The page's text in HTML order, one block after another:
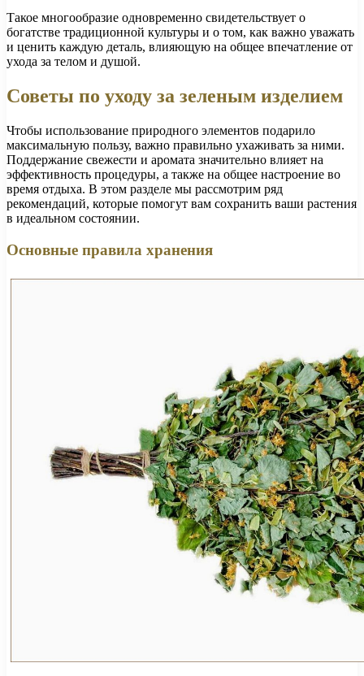
Такое многообразие одновременно свидетельствует о
богатстве традиционной культуры и о том, как важно уважать
и ценить каждую деталь, влияющую на общее впечатление от
ухода за телом и душой.
Советы по уходу за зеленым изделием
Чтобы использование природного элементов подарило
максимальную пользу, важно правильно ухаживать за ними.
Поддержание свежести и аромата значительно влияет на
эффективность процедуры, а также на общее настроение во
время отдыха. В этом разделе мы рассмотрим ряд
рекомендаций, которые помогут вам сохранить ваши растения
в идеальном состоянии.
Основные правила хранения